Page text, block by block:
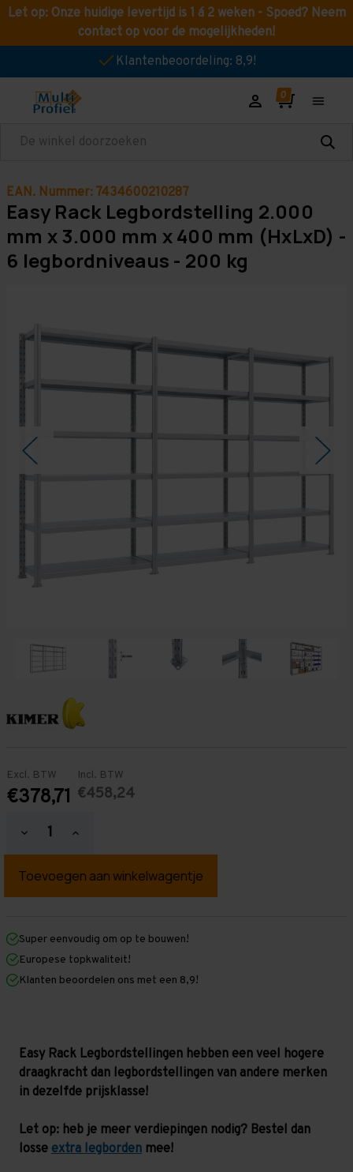
Let op: Onze huidige levertijd is 1 á 2 weken - Spoed? Neem
contact op voor de mogelijkheden!
Klantenbeoordeling: 8,9!
Zoeken
EAN. Nummer: 7434600210287
Easy Rack Legbordstelling 2.000
mm x 3.000 mm x 400 mm (HxLxD) -
6 legbordniveaus - 200 kg
Excl. BTW
€378,71
Incl. BTW
€458,24
Hoeveelheid
verlagen
Easy
Legbordstelling
x
3.000
mm
x
legbordniveaus
-
200
kg
Hoeveelheid
verhogen
Easy
Legbordstelling
x
3.000
mm
x
legbordniveaus
-
200
kg
Super eenvoudig om op te bouwen!
Europese topkwaliteit!
Klanten beoordelen ons met een 8,9!
Easy Rack Legbordstellingen hebben een veel hogere
draagkracht dan legbordstellingen van andere merken
in dezelfde prijsklasse!
Let op: heb je meer verdiepingen nodig? Bestel dan
losse extra legborden mee!